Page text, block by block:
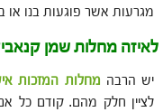
מגרעות אשר פוגעות בנו או
לאיזה מחלות שמן
יש הרבה מחלות המזכות
לציין חלק מהם. קודם כל